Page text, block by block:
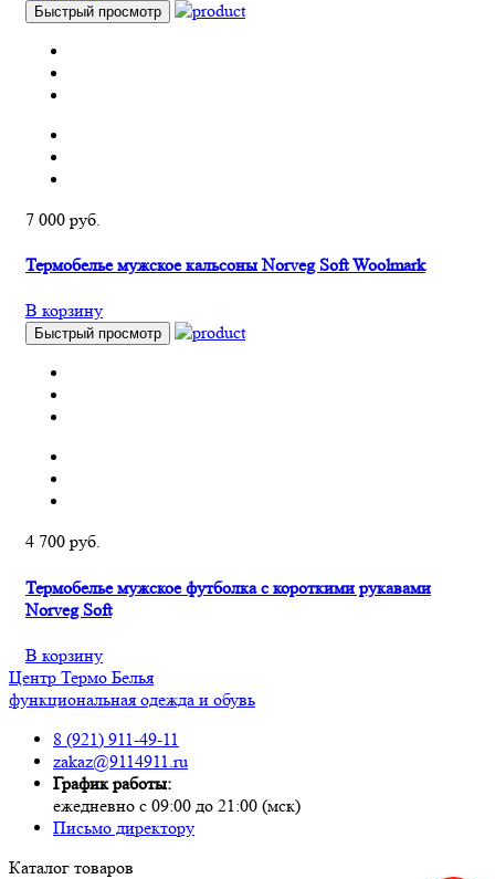
Быстрый просмотр
7 000 руб.
Термобелье мужское кальсоны Norveg Soft Woolmark
В корзину
Быстрый просмотр
4 700 руб.
Термобелье мужское футболка с короткими рукавами
Norveg Soft
В корзину
Центр Термо Белья
функциональная одежда и обувь
8 (921) 911-49-11
zakaz@9114911.ru
График работы:
ежедневно с 09:00 до 21:00 (мск)
Письмо директору
Каталог товаров